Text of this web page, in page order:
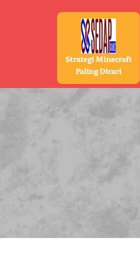
Strategi Minecraft
Paling Dicari